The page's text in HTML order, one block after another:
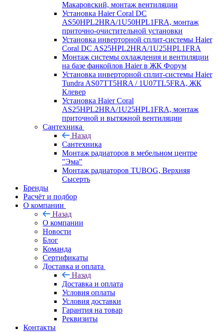
Макаровский, монтаж вентиляции
Установка Haier Coral DC
AS50HPL2HRA/1U50HPL1FRA, монтаж
приточно-очистительной установки
Установка инверторной сплит-системы Haier
Coral DC AS25HPL2HRA/1U25HPL1FRA
Монтаж системы охлаждения и вентиляции
на базе фанкойлов Haier в ЖК Форум
Установка инверторной сплит-системы Haier
Tundra AS07TT5HRA / 1U07TL5FRA, ЖК
Клевер
Установка Haier Coral
AS25HPL2HRA/1U25HPL1FRA, монтаж
приточной и вытяжной вентиляции
Сантехника
Назад
Сантехника
Монтаж радиаторов в мебельном центре
"Эма"
Монтаж радиаторов TUBOG, Верхняя
Сысерть
Бренды
Расчёт и подбор
О компании
Назад
О компании
Новости
Блог
Команда
Сертификаты
Доставка и оплата
Назад
Доставка и оплата
Условия оплаты
Условия доставки
Гарантия на товар
Реквизиты
Контакты